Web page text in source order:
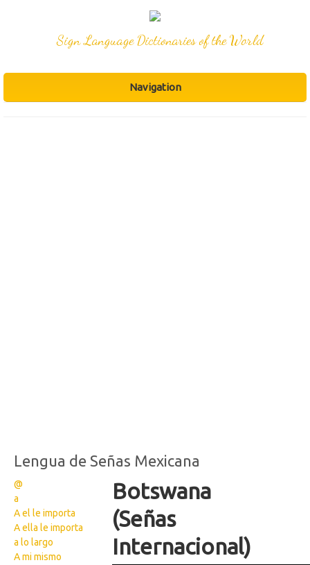
Sign Language Dictionaries of the World
Navigation
Lengua de Señas Mexicana
@
a
A el le importa
A ella le importa
a lo largo
A mi mismo
Botswana
(Señas
Internacional)